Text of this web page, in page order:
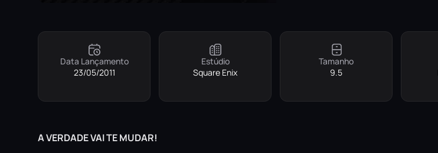
Data Lançamento
23/05/2011
Estúdio
Square Enix
Tamanho
9.5
A VERDADE VAI TE MUDAR!